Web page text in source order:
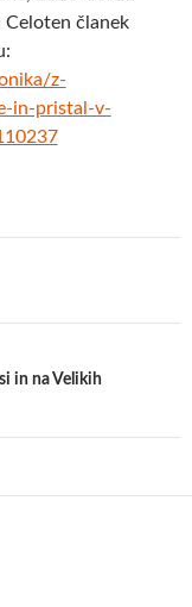
članek
z-
in-pristal-v-
in na Velikih